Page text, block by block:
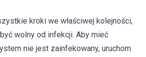
kroki we właściwej kolejności,
wolny od infekcji. Aby mieć
nie jest zainfekowany, uruchom